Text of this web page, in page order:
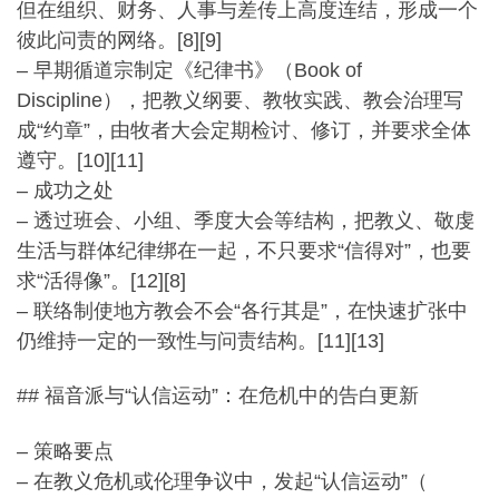
但在组织、财务、人事与差传上高度连结， 形成一个
彼此问责的网络。[8][9]
– 早期循道宗制定《纪律书》（Book of
Discipline），把教义纲要、教牧实践、教会治理写
成“约章”，由牧者大会定期检讨、修订，并要求全体
遵守。[10][11]
– 成功之处
– 透过班会、小组、季度大会等结构，把教义、 敬虔
生活与群体纪律绑在一起，不只要求“信得对”，也要
求“活得像”。[12][8]
– 联络制使地方教会不会“各行其是”， 在快速扩张中
仍维持一定的一致性与问责结构。[11][13]
## 福音派与“认信运动”：在危机中的告白更新
– 策略要点
– 在教义危机或伦理争议中，发起“认信运动”（